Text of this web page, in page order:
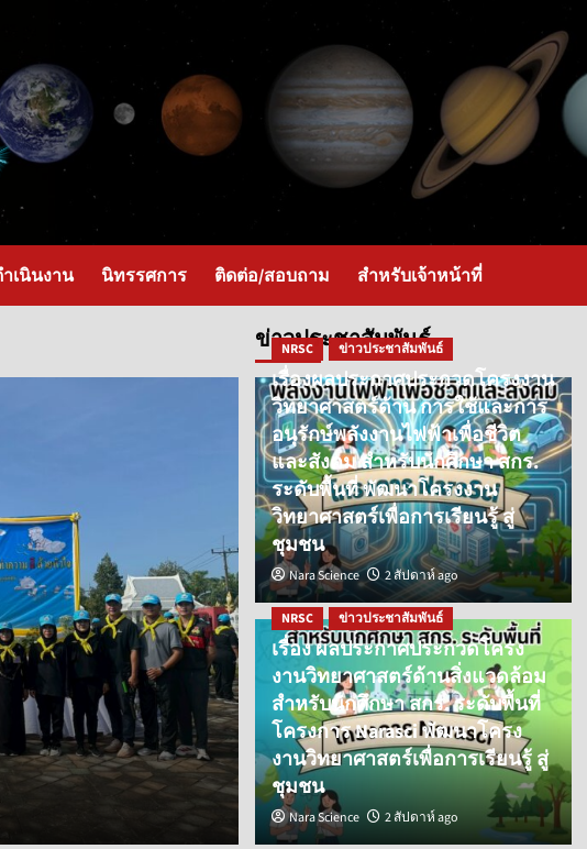
เนินงาน นิทรรศการ ติดต่อ/สอบถาม สำหรับเจ้าหน้าที่
ข่าวประชาสัมพันธ์
NRSC ข่าวประชาสัมพันธ์
เรื่องผลประกาศประกวดโครงงาน
วิทยาศาสตร์ด้าน การใช้และการ
อนุรักษ์พลังงานไฟฟ้าเพื่อชีวิต
และสังคม สำหรับนักศึกษา สกร.
ระดับพื้นที่ พัฒนาโครงงาน
วิทยาศาสตร์เพื่อการเรียนรู้ สู่
ชุมชน
Nara Science 2 สัปดาห์ ago
NRSC ข่าวประชาสัมพันธ์
เรื่อง ผลประกาศประกวดโครง
งานวิทยาศาสตร์ด้านสิ่งแวดล้อม
สำหรับนักศึกษา สกร. ระดับพื้นที่
โครงการ Narasci พัฒนาโครง
งานวิทยาศาสตร์เพื่อการเรียนรู้ สู่
ชุมชน
Nara Science 2 สัปดาห์ ago